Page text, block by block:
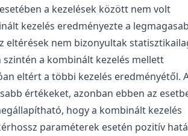
a kezelések között nem volt
kezelés eredményezte a
eltérések nem bizonyultak
a kombinált kezelés mellett
eltért a többi kezelés eredményétől.
értékeket, azonban ebben az
hogy a kombinált kezelés
paraméterek esetén pozitív